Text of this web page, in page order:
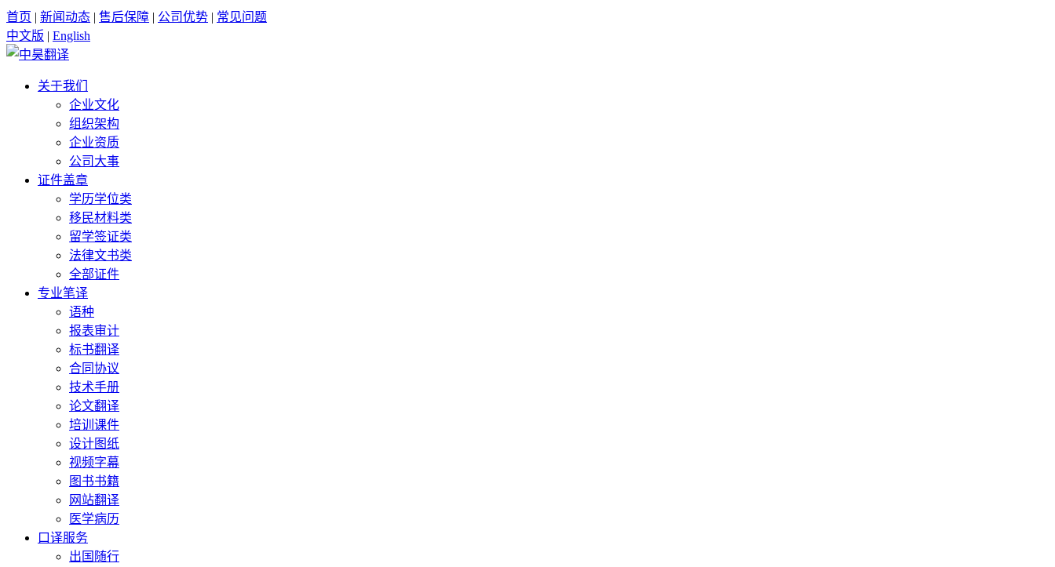
首页 | 新闻动态 | 售后保障 | 公司优势 | 常见问题
中文版 | English
关于我们
企业文化
组织架构
企业资质
公司大事
证件盖章
学历学位类
移民材料类
留学签证类
法律文书类
全部证件
专业笔译
语种
报表审计
标书翻译
合同协议
技术手册
论文翻译
培训课件
设计图纸
视频字幕
图书书籍
网站翻译
医学病历
口译服务
出国随行